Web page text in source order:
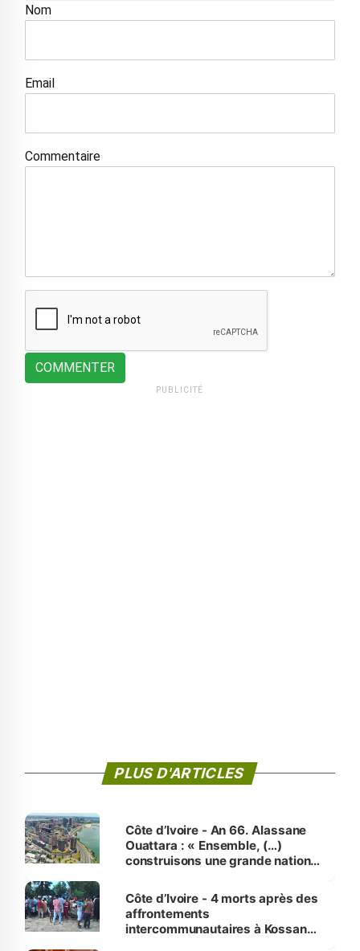
Nom
Email
Commentaire
COMMENTER
PUBLICITÉ
PLUS D'ARTICLES
Côte d’Ivoire - An 66. Alassane
Ouattara : « Ensemble, (…)
construisons une grande nation
générations futures »
Côte d’Ivoire - 4 morts après des
affrontements
intercommunautaires à Kossandji